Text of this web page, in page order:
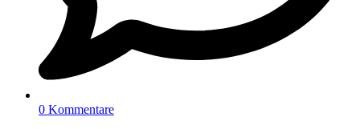
0 Kommentare